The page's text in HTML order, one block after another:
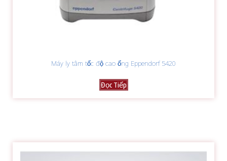
Máy ly tâm tốc độ cao ống Eppendorf 5420
Đọc Tiếp